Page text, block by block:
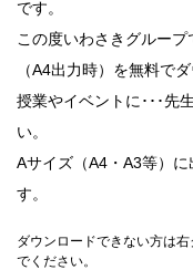
です。
この度いわさきグループ
（A4出力時）を無料で
授業やイベントに･･･先
い。
Aサイズ（A4・A3等）
す。
ダウンロードできない方は
でください。